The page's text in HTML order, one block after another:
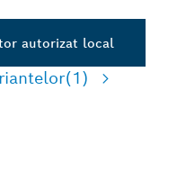
autorizat local
(1)